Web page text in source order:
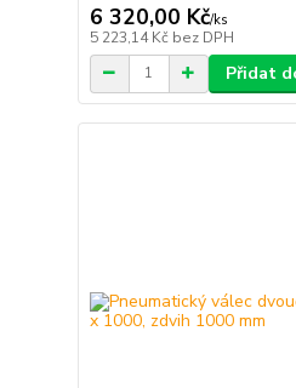
6 320,00 Kč/ks
5 223,14 Kč bez DPH
Přidat